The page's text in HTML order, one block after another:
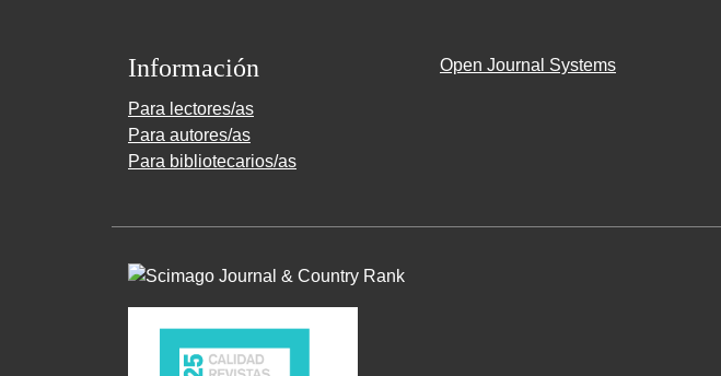
Información
Para lectores/as
Para autores/as
Para bibliotecarios/as
Open Journal Systems